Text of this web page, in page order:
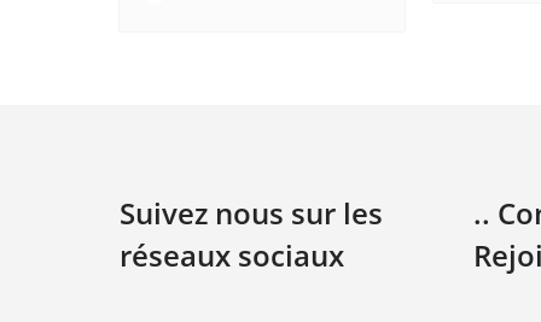
Suivez nous sur les
réseaux sociaux
..